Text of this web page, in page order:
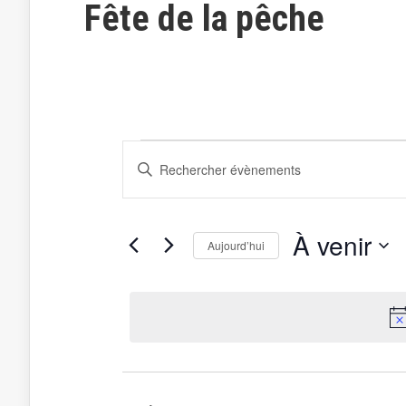
Fête de la pêche
Évènements
et
navigation
vues
Évènements
Saisir
mot-
Rechercher
mot- Aujourd’hui À venir